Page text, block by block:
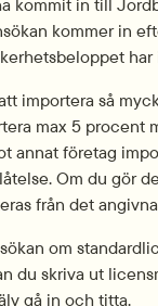
kommit in till
kommer in
importera så
max 5 procent
annat företag
Om du gör
från det
om
du skriva ut
gå in och titta.